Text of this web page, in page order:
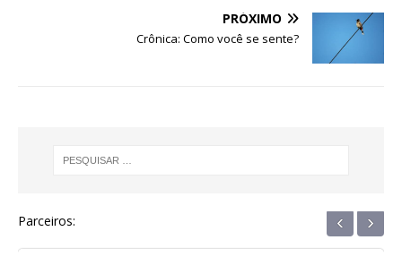
p g m
dI
n
PRÓXIMO
Crônica: Como você se sente?
Parceiros: ‹ ›